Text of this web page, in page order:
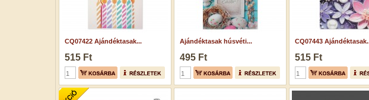
CQ07422 Ajándéktasak...
515 Ft
Ajándéktasak húsvéti...
495 Ft
CQ07443
515 Ft